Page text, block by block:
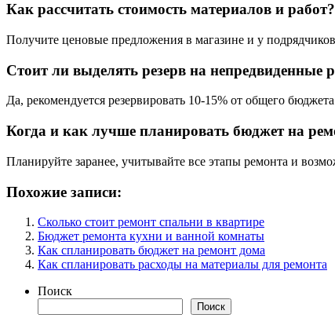
Как рассчитать стоимость материалов и работ?
Получите ценовые предложения в магазине и у
Стоит ли выделять резерв на непредвиденные
Да, рекомендуется резервировать 10-15% от общего
Когда и как лучше планировать бюджет на
Планируйте заранее, учитывайте все этапы ремонта и
Похожие записи:
Сколько стоит ремонт спальни в квартире
Бюджет ремонта кухни и ванной комнаты
Как спланировать бюджет на ремонт дома
Как спланировать расходы на материалы для ремонта
Поиск
Поиск